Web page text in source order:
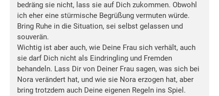
bedräng sie nicht, lass sie auf Dich zukommen. Obwohl
ich eher eine stürmische Begrüßung vermuten würde.
Bring Ruhe in die Situation, sei selbst gelassen und
souverän.
Wichtig ist aber auch, wie Deine Frau sich verhält, auch
sie darf Dich nicht als Eindringling und Fremden
behandeln. Lass Dir von Deiner Frau sagen, was sich bei
Nora verändert hat, und wie sie Nora erzogen hat, aber
bring trotzdem auch Deine eigenen Regeln ins Spiel.